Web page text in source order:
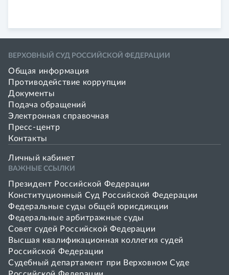
ВЕРХОВНЫЙ СУД РОССИЙСКОЙ ФЕДЕРАЦИИ
Общая информация
Противодействие коррупции
Документы
Подача обращений
Электронная справочная
Пресс-центр
Контакты
Личный кабинет
ВАЖНЫЕ ССЫЛКИ
Президент Российской Федерации
Конституционный Суд Российской Федерации
Федеральные суды общей юрисдикции
Федеральные арбитражные суды
Совет cудей Российской Федерации
Высшая квалификационная коллегия судей
Российской Федерации
Судебный департамент при Верховном Суде